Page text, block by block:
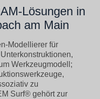
Lösungen in
am Main
Modellierer für
Werkzeugmodell;
zu
Surf® gehört zur